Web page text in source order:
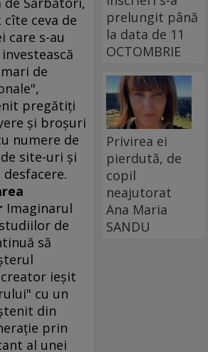
ceva de
care s-au
de
pregătiţi
şi broşuri
numere de
site-uri şi
Imaginarul
de
să
ieşit
cu un
din
prin
al unei
prelungit până
la data de 11
OCTOMBRIE
Privirea ei
pierdută, de
copil
neajutorat
Ana Maria
SANDU